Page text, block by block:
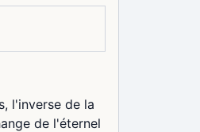
l'inverse de la
de l'éternel